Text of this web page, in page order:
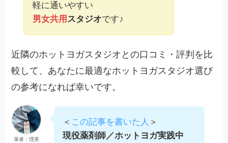
軽に通いやすい
男女共用 スタジオです♪
近隣のホットヨガスタジオとの口コミ・評判を比
較して、あなたに最適なホットヨガスタジオ選び
の参考になれば幸いです。
筆者：理美
＜ この記事を書いた人 ＞
現役薬剤師／ホットヨガ実践中